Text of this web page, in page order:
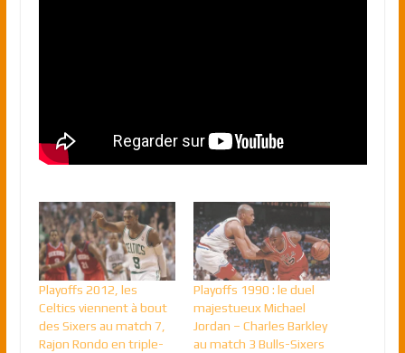
Playoffs 2012, les
Celtics viennent à bout
des Sixers au match 7,
Rajon Rondo en triple-
Playoffs 1990 : le duel
majestueux Michael
Jordan – Charles Barkley
au match 3 Bulls-Sixers